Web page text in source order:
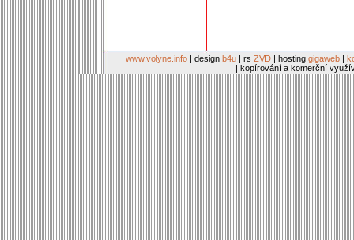
www.volyne.info | design b4u | rs ZVD | hosting gigaweb |
| kopírování a komerční